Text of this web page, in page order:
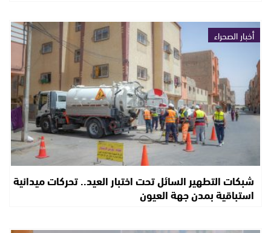
أخبار الصحراء
شبكات التطهير السائل تحت اختبار العيد.. تحركات ميدانية
استباقية بمدن جهة العيون